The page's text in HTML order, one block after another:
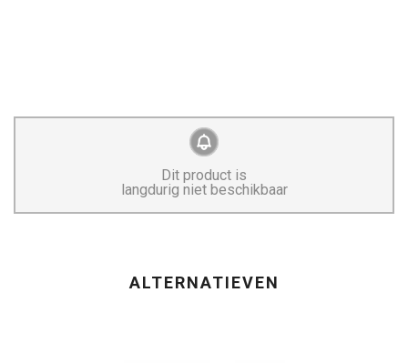
Dit product is
langdurig niet beschikbaar
ALTERNATIEVEN